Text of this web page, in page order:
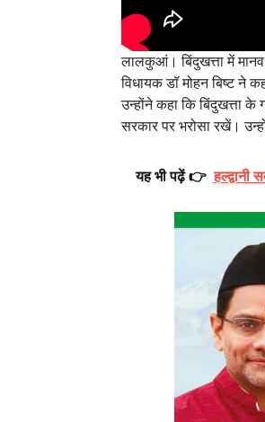
लालकुआं। बिंदुखत्ता में मानव
विधायक डॉ मोहन बिष्ट ने
उन्होंने कहा कि बिंदुखत्ता
सरकार पर भरोसा रखें।
यह भी पढ़ें 👉 हल्द्वानी